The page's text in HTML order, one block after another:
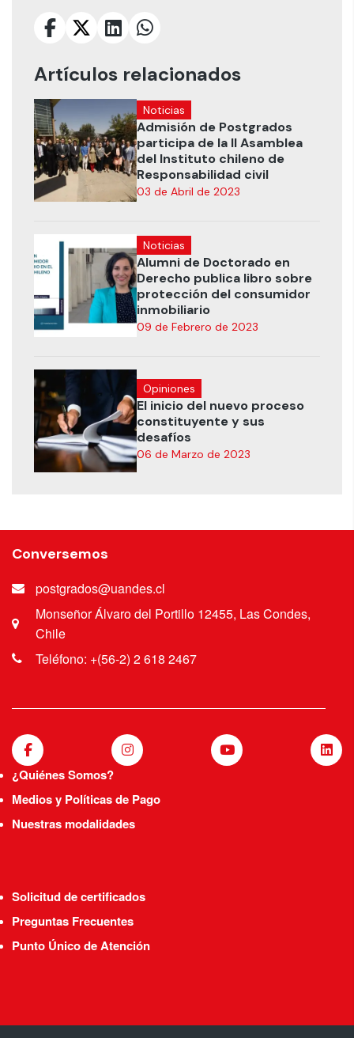
Artículos relacionados
Noticias
Admisión de Postgrados
participa de la II Asamblea
del Instituto chileno de
Responsabilidad civil
03 de Abril de 2023
Noticias
Alumni de Doctorado en
Derecho publica libro sobre
protección del consumidor
inmobiliario
09 de Febrero de 2023
Opiniones
El inicio del nuevo proceso
constituyente y sus
desafíos
06 de Marzo de 2023
Conversemos
postgrados@uandes.cl
Monseñor Álvaro del Portillo 12455, Las Condes,
Chile
Teléfono: +(56-2) 2 618 2467
¿Quiénes Somos?
Medios y Políticas de Pago
Nuestras modalidades
Solicitud de certificados
Preguntas Frecuentes
Punto Único de Atención